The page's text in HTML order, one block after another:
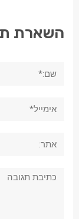
השארת